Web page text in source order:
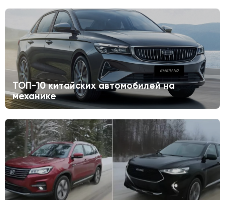
ТОП-10 китайских автомобилей на
механике